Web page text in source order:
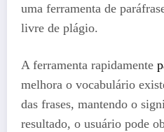
uma ferramenta de
livre de plágio.
A ferramenta rapidamente
melhora o vocabulário
das frases, mantendo o
resultado, o usuário pode